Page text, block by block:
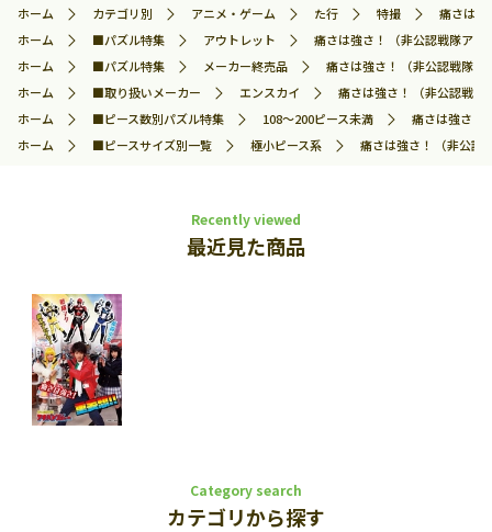
ホーム カテゴリ別 アニメ・ゲーム た行 特撮
痛さは
ホーム
■パズル特集 アウトレット
痛さは強さ！ （非公認戦隊ア
ホーム
■パズル特集 メーカー終売品
痛さは強さ！ （非公認戦隊
ホーム
■取り扱いメーカー エンスカイ
痛さは強さ！ （非公認戦
ホーム
■ピース数別パズル特集 108～200ピース未満
痛さは強さ！
ホーム
■ピースサイズ別一覧 極小ピース系 痛さは強さ！ （非公
Recently viewed
最近見た商品
Category search
カテゴリから探す